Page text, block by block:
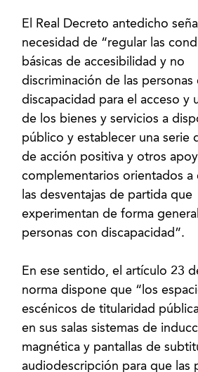
El Real Decreto antedicho
necesidad de “regular las
básicas de accesibilidad y no
discriminación de las personas
discapacidad para el acceso y
de los bienes y servicios a
público y establecer una serie
de acción positiva y otros
complementarios orientados a
las desventajas de partida que
experimentan de forma
personas con discapacidad”.
En ese sentido, el artículo 23
norma dispone que “los
escénicos de titularidad
en sus salas sistemas de
magnética y pantallas de
audiodescripción para que las